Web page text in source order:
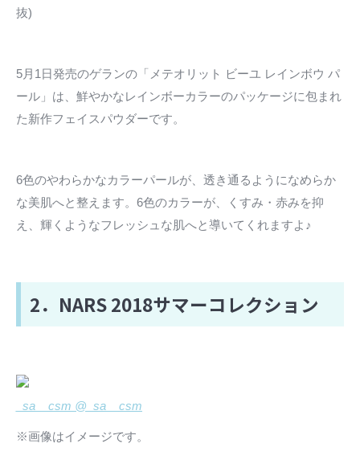
抜)
5月1日発売のゲランの「メテオリット ビーユ レインボウ パ
ール」は、鮮やかなレインボーカラーのパッケージに包まれ
た新作フェイスパウダーです。
6色のやわらかなカラーパールが、透き通るようになめらか
な美肌へと整えます。6色のカラーが、くすみ・赤みを抑
え、輝くようなフレッシュな肌へと導いてくれますよ♪
2．NARS 2018サマーコレクション
_sa__csm @_sa__csm
※画像はイメージです。